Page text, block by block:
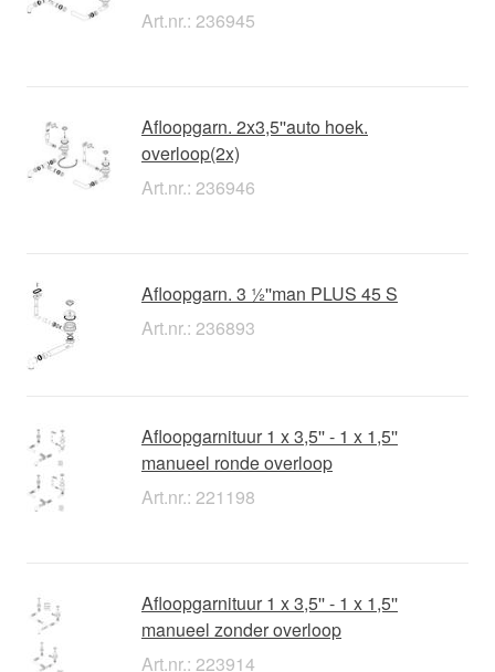
Art.nr.: 236945
Afloopgarn. 2x3,5''auto hoek.
overloop(2x)
Art.nr.: 236946
Afloopgarn. 3 ½''man PLUS 45 S
Art.nr.: 236893
Afloopgarnituur 1 x 3,5'' - 1 x 1,5''
manueel ronde overloop
Art.nr.: 221198
Afloopgarnituur 1 x 3,5'' - 1 x 1,5''
manueel zonder overloop
Art.nr.: 223914